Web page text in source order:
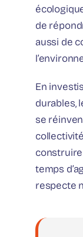
de
aussi de
En
durables,
se
temps
respecte